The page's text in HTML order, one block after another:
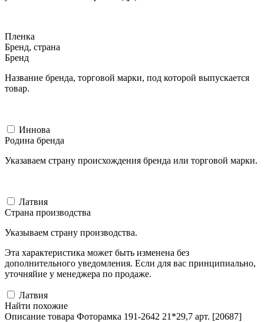
Пленка
Бренд, страна
Бренд
Название бренда, торговой марки, под которой выпускается
товар.
Иннова
Родина бренда
Указаваем страну происхождения бренда или торговой марки.
Латвия
Страна производства
Указываем страну производства.
Эта характеристика может быть изменена без
дополнительного уведомления. Если для вас принципиально,
уточняйие у менеджера по продаже.
Латвия
Найти похожие
Описание товара Фоторамка 191-2642 21*29,7 арт. [20687]